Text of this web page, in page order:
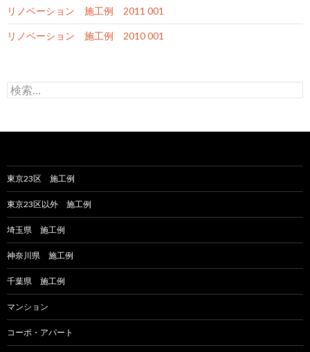
リノベーション 施工例 2011 001
リノベーション 施工例 2010 001
検
索
東京23区 施工例
東京23区以外 施工例
埼玉県 施工例
神奈川県 施工例
千葉県 施工例
マンション
コーポ・アパート